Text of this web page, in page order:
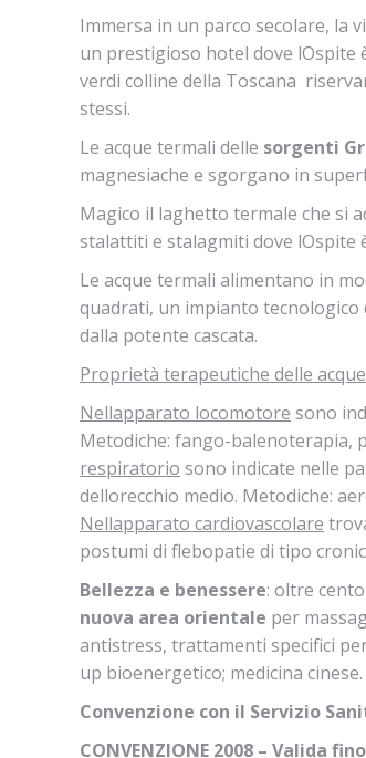
Immersa in un parco secolare, la
un prestigioso hotel dove
verdi colline della Toscana
stessi.
Le acque termali delle sorgenti
magnesiache e sgorgano in
Magico il laghetto termale che si
stalattiti e stalagmiti dove
Le acque termali alimentano in
quadrati, un impianto tecnologico
dalla potente cascata.
Proprietà terapeutiche delle
Nellapparato locomotore sono
Metodiche: fango-balenoterapia,
respiratorio sono indicate nelle
dellorecchio medio. Metodiche:
Nellapparato cardiovascolare
postumi di flebopatie di tipo
Bellezza e benessere: oltre
nuova area orientale per
antistress, trattamenti specifici
up bioenergetico; medicina cinese.
Convenzione con il Servizio
CONVENZIONE 2008 – Valida